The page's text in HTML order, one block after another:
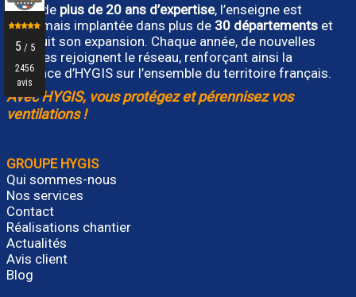
Forte de plus de 20 ans d’expertise, l’enseigne est
désormais implantée dans plus de 30 départements et
poursuit son expansion. Chaque année, de nouvelles
agences rejoignent le réseau, renforçant ainsi la
présence d’HYGIS sur l’ensemble du territoire français.
Avec HYGIS, vous protégez et pérennisez vos
ventilations !
GROUPE HYGIS
Qui sommes-nous
Nos services
Contact
Réalisations chantier
Actualités
Avis client
Blog